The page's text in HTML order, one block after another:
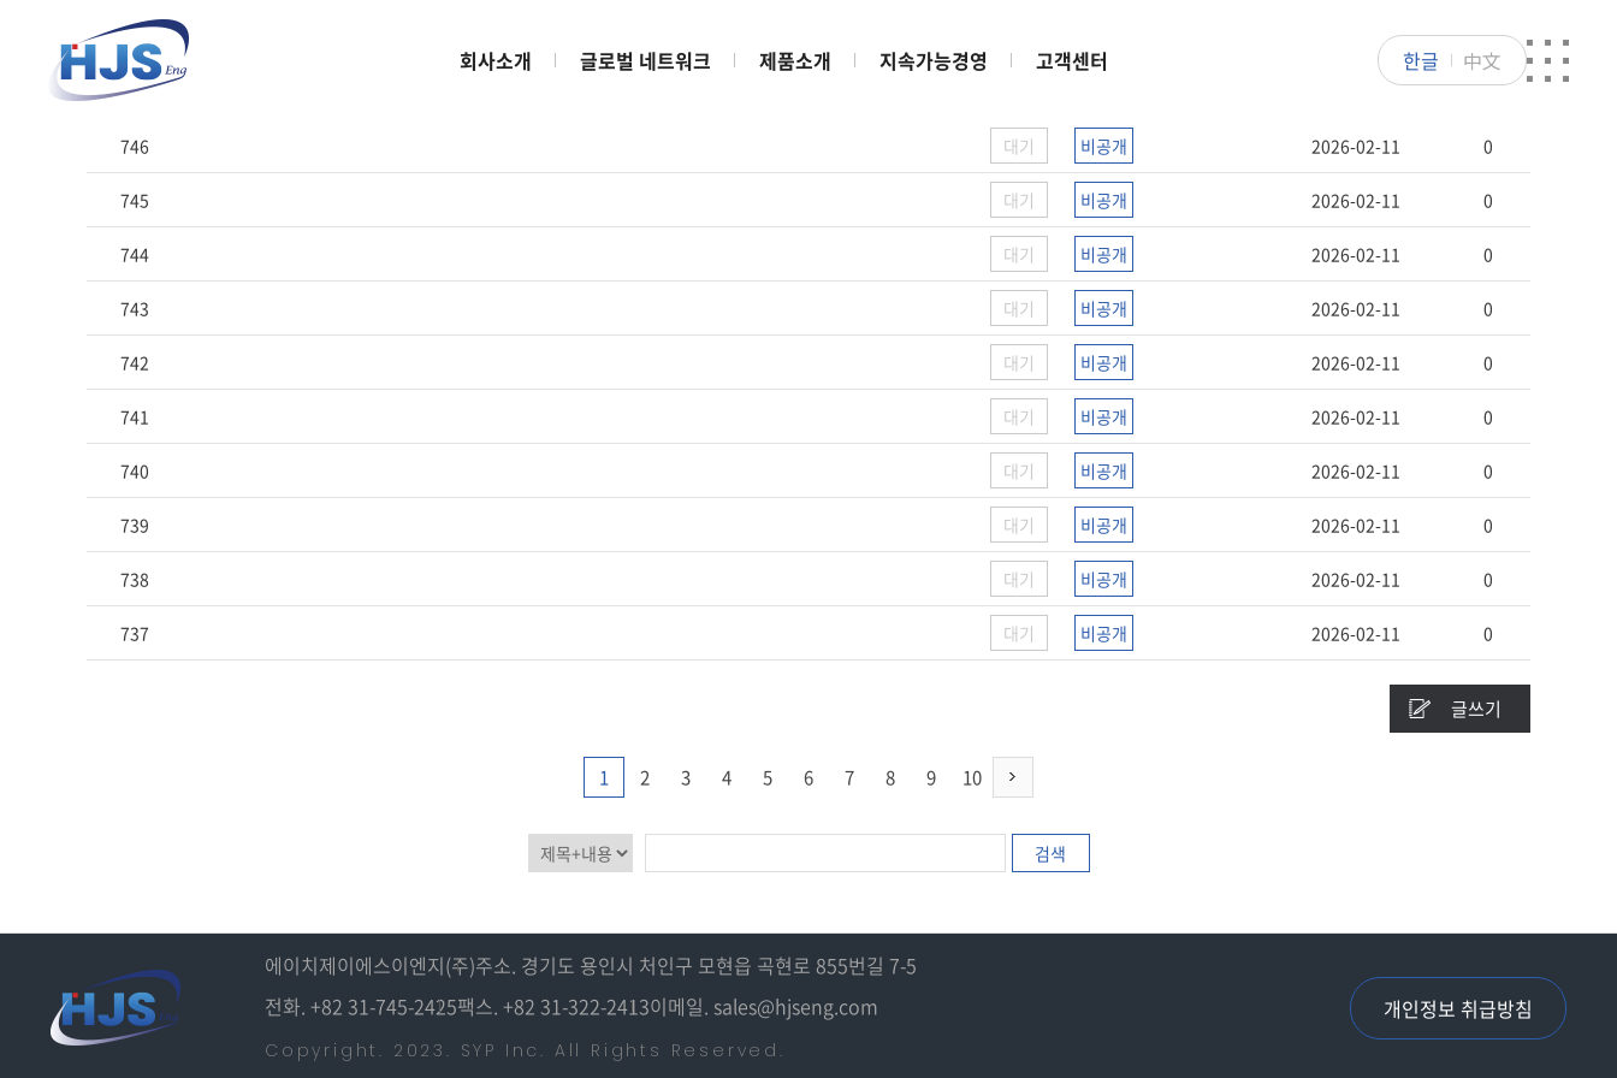
회사소개 글로벌 네트워크 제품소개 지속가능경영 고객센터 한글 中文
번호 조회수
746 대기 비공개 2026-02-11 0
745 대기 비공개 2026-02-11 0
744 대기 비공개 2026-02-11 0
743 대기 비공개 2026-02-11 0
742 대기 비공개 2026-02-11 0
741 대기 비공개 2026-02-11 0
740 대기 비공개 2026-02-11 0
739 대기 비공개 2026-02-11 0
738 대기 비공개 2026-02-11 0
737 대기 비공개 2026-02-11 0
글쓰기
1 2 3 4 5 6 7 8 9 10
검색
에이치제이에스이엔지(주)주소. 경기도 용인시 처인구 모현읍 곡현로 855번길 7-5
전화. +82 31-745-2425팩스. +82 31-322-2413이메일. sales@hjseng.com
Copyright. 2023. SYP Inc. All Rights Reserved.
개인정보 취급방침